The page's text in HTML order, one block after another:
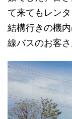
て来てもレン
結構行きの機
線バスのお客